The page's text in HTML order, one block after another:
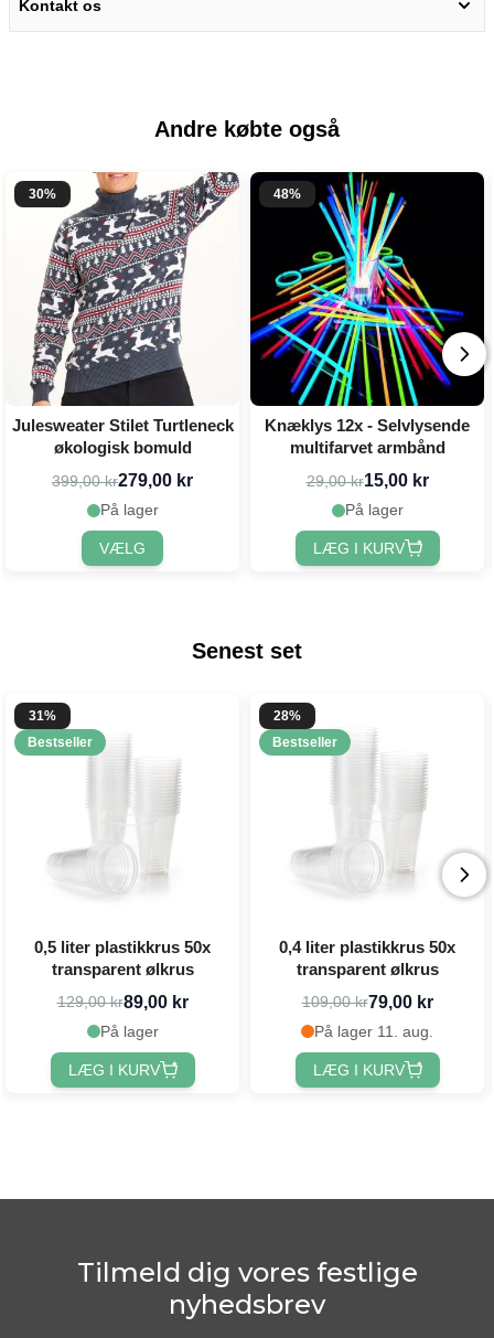
Kontakt os
Andre købte også
30%
Julesweater Stilet Turtleneck
økologisk bomuld
399,00 kr279,00 kr
På lager
VÆLG
48%
Knæklys 12x - Selvlysende
multifarvet armbånd
29,00 kr15,00 kr
På lager
LÆG I KURV
Senest set
31%
Bestseller
0,5 liter plastikkrus 50x
transparent ølkrus
129,00 kr89,00 kr
På lager
LÆG I KURV
28%
Bestseller
0,4 liter plastikkrus 50x
transparent ølkrus
109,00 kr79,00 kr
På lager 11. aug.
LÆG I KURV
Tilmeld dig vores festlige
nyhedsbrev